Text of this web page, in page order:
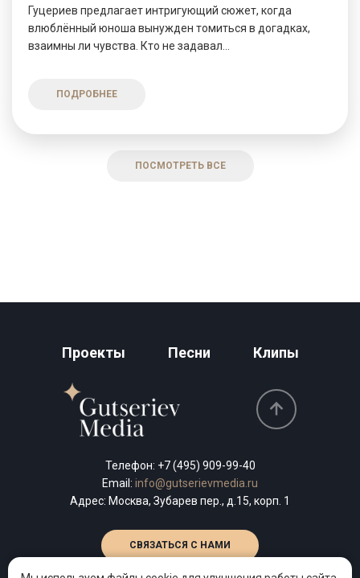
Гуцериев предлагает интригующий сюжет, когда
влюблённый юноша вынужден томиться в догадках,
взаимны ли чувства. Кто не задавал...
ПОДРОБНЕЕ
ПОСМОТРЕТЬ ВСЕ
Проекты Песни Клипы
Телефон: +7 (495) 909-99-40
Email: info@gutserievmedia.ru
Адрес: Москва, Зубарев пер., д.15, корп. 1
СВЯЗАТЬСЯ С НАМИ